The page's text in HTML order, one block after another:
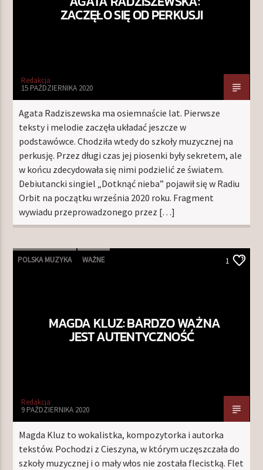
ZACZĘŁO SIĘ OD PERKUSJI
Redakcja
15 PAŹDZIERNIKA 2020
Agata Radziszewska ma osiemnaście lat. Pierwsze
teksty i melodie zaczęła układać jeszcze w
podstawówce. Chodziła wtedy do szkoły muzycznej na
perkusję. Przez długi czas jej piosenki były sekretem, ale
w końcu zdecydowała się nimi podzielić ze światem.
Debiutancki singiel „Dotknąć nieba” pojawił się w Radiu
Orbit na początku września 2020 roku. Fragment
wywiadu przeprowadzonego przez […]
POLSKA MUZYKA WAŻNE 1
MAGDA KLUZ: BARDZO WAŻNA
JEST AUTENTYCZNOŚĆ
Redakcja
9 PAŹDZIERNIKA 2020
Magda Kluz to wokalistka, kompozytorka i autorka
tekstów. Pochodzi z Cieszyna, w którym uczęszczała do
szkoły muzycznej i o mały włos nie została flecistką. Flet